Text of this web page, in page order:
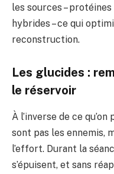
les sources –
hybrides – ce qui
reconstruction.
Les glucides :
le réservoir
À l’inverse de ce
sont pas les ennemis,
l’effort. Durant la
s’épuisent, et sans